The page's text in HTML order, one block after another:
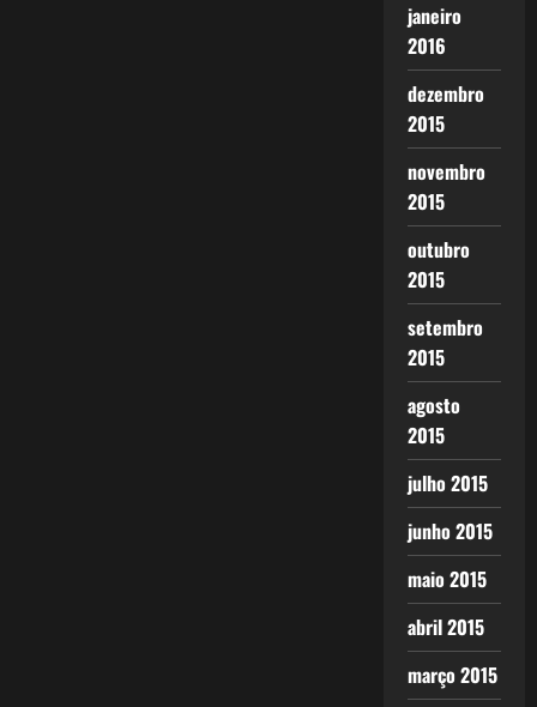
janeiro
2016
dezembro
2015
novembro
2015
outubro
2015
setembro
2015
agosto
2015
julho 2015
junho 2015
maio 2015
abril 2015
março 2015